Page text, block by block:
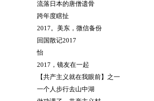
流落日本的唐僧遗骨
跨年度瞎扯
2017。美东，微信备份
回国散记2017
怡
2017，镜友在一起
【共产主义就在我眼前】之一
一个人步行去山中湖